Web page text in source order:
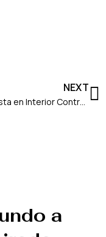
NEXT
Entrevista en Interior Contraportada
a